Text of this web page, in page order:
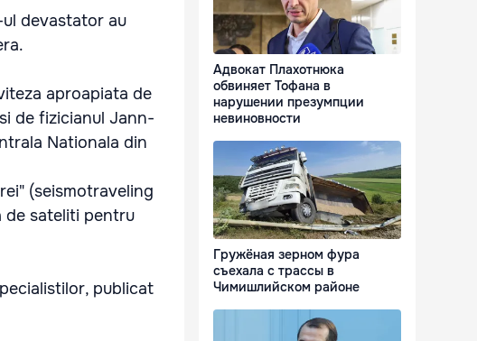
devastator au
aproapiata de
de fizicianul Jann-
Nationala din
(seismotraveling
de sateliti pentru
publicat
Адвокат Плахотнюка
обвиняет Тофана в
нарушении презумпции
невиновности
Гружёная зерном фура
съехала с трассы в
Чимишлийском районе